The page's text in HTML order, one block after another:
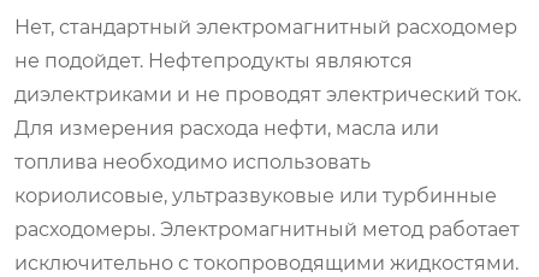
Нет, стандартный электромагнитный расходомер
не подойдет. Нефтепродукты являются
диэлектриками и не проводят электрический ток.
Для измерения расхода нефти, масла или
топлива необходимо использовать
кориолисовые, ультразвуковые или турбинные
расходомеры. Электромагнитный метод работает
исключительно с токопроводящими жидкостями.